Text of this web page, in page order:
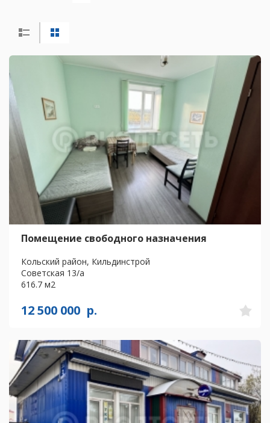
Помещение свободного назначения
Кольский район, Кильдинстрой
Советская 13/а
616.7 м2
12 500 000 р.